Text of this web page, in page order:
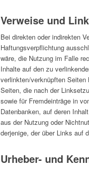
Verweise und
Bei direkten oder indirekten
Haftungsverpflichtung
wäre, die Nutzung im Falle
Inhalte auf den zu
verlinkten/verknüpften
Seiten, die nach der
sowie für Fremdeinträge in
Datenbanken, auf deren
aus der Nutzung oder
derjenige, der über Links auf
Urheber- und